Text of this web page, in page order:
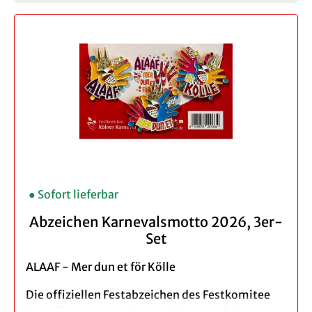
● Sofort lieferbar
Abzeichen Karnevalsmotto 2026, 3er-
Set
ALAAF - Mer dun et för Kölle
Die offiziellen Festabzeichen des Festkomitee